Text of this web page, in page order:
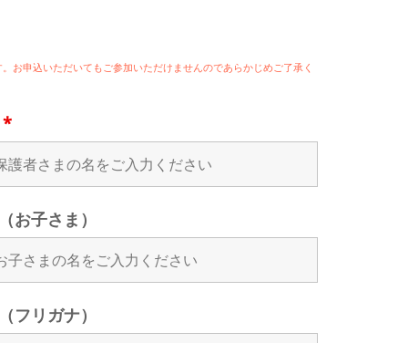
お申込いただいてもご参加いただけませんのであらかじめご了承く
*
お子さま）
フリガナ）